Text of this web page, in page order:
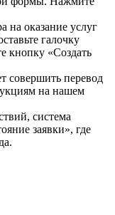
на оказание услуг
галочку
кнопку «Создать
совершить перевод
на нашем
система
заявки», где